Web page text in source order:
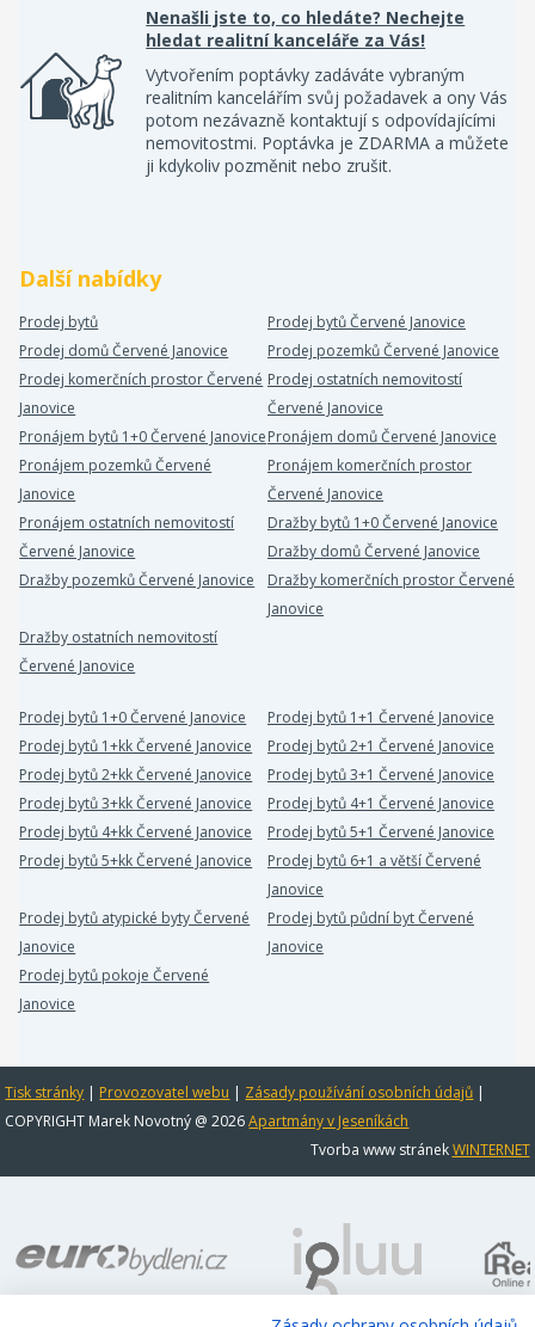
Nenašli jste to, co hledáte? Nechejte
hledat realitní kanceláře za Vás!
Vytvořením poptávky zadáváte vybraným
realitním kancelářím svůj požadavek a ony Vás
potom nezávazně kontaktují s odpovídajícími
nemovitostmi. Poptávka je ZDARMA a můžete
ji kdykoliv pozměnit nebo zrušit.
Další nabídky
Prodej bytů
Prodej bytů Červené Janovice
Prodej domů Červené Janovice
Prodej pozemků Červené Janovice
Prodej komerčních prostor Červené
Janovice
Prodej ostatních nemovitostí
Červené Janovice
Pronájem bytů 1+0 Červené JanovicePronájem domů Červené Janovice
Pronájem pozemků Červené
Janovice
Pronájem komerčních prostor
Červené Janovice
Pronájem ostatních nemovitostí
Červené Janovice
Dražby bytů 1+0 Červené Janovice
Dražby domů Červené Janovice
Dražby pozemků Červené Janovice
Dražby komerčních prostor Červené
Janovice
Dražby ostatních nemovitostí
Červené Janovice
Prodej bytů 1+0 Červené Janovice
Prodej bytů 1+1 Červené Janovice
Prodej bytů 1+kk Červené Janovice
Prodej bytů 2+1 Červené Janovice
Prodej bytů 2+kk Červené Janovice
Prodej bytů 3+1 Červené Janovice
Prodej bytů 3+kk Červené Janovice
Prodej bytů 4+1 Červené Janovice
Prodej bytů 4+kk Červené Janovice
Prodej bytů 5+1 Červené Janovice
Prodej bytů 5+kk Červené Janovice
Prodej bytů 6+1 a větší Červené
Janovice
Prodej bytů atypické byty Červené
Janovice
Prodej bytů půdní byt Červené
Janovice
Prodej bytů pokoje Červené
Janovice
Tisk stránky | Provozovatel webu | Zásady používání osobních údajů |
COPYRIGHT Marek Novotný @ 2026Apartmány v Jeseníkách
Tvorba www stránekWINTERNET